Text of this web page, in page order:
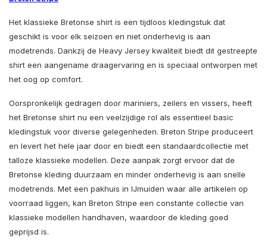
Het klassieke Bretonse shirt is een tijdloos kledingstuk dat
geschikt is voor elk seizoen en niet onderhevig is aan
modetrends. Dankzij de Heavy Jersey kwaliteit biedt dit gestreepte
shirt een aangename draagervaring en is speciaal ontworpen met
het oog op comfort.
Oorspronkelijk gedragen door mariniers, zeilers en vissers, heeft
het Bretonse shirt nu een veelzijdige rol als essentieel basic
kledingstuk voor diverse gelegenheden. Breton Stripe produceert
en levert het hele jaar door en biedt een standaardcollectie met
talloze klassieke modellen. Deze aanpak zorgt ervoor dat de
Bretonse kleding duurzaam en minder onderhevig is aan snelle
modetrends. Met een pakhuis in IJmuiden waar alle artikelen op
voorraad liggen, kan Breton Stripe een constante collectie van
klassieke modellen handhaven, waardoor de kleding goed
geprijsd is.